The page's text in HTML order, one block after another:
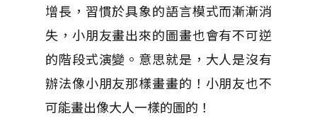
增長，習慣於具象的語言模式而漸漸消
失，小朋友畫出來的圖畫也會有不可逆
的階段式演變。意思就是，大人是沒有
辦法像小朋友那樣畫畫的！小朋友也不
可能畫出像大人一樣的圖的！